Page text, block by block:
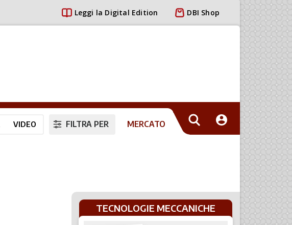
Leggi la Digital Edition DBI Shop
VIDEO FILTRA PER MERCATO
TECNOLOGIE MECCANICHE